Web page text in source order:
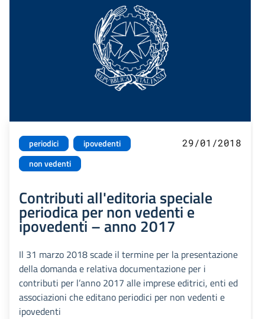
periodici
ipovedenti
non vedenti
29/01/2018
Contributi all'editoria speciale
periodica per non vedenti e
ipovedenti – anno 2017
Il 31 marzo 2018 scade il termine per la presentazione
della domanda e relativa documentazione per i
contributi per l’anno 2017 alle imprese editrici, enti ed
associazioni che editano periodici per non vedenti e
ipovedenti